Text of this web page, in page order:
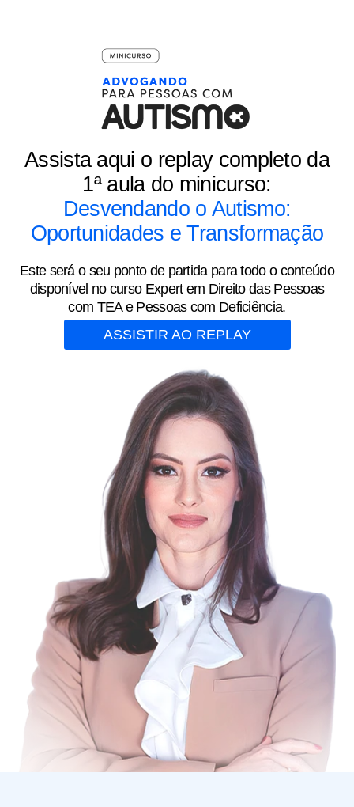
Assista aqui o replay completo da
1ª aula do minicurso:
Desvendando o Autismo:
Oportunidades e Transformação
Este será o seu ponto de partida para todo o conteúdo
disponível no curso Expert em Direito das Pessoas
com TEA e Pessoas com Deficiência.
ASSISTIR AO REPLAY